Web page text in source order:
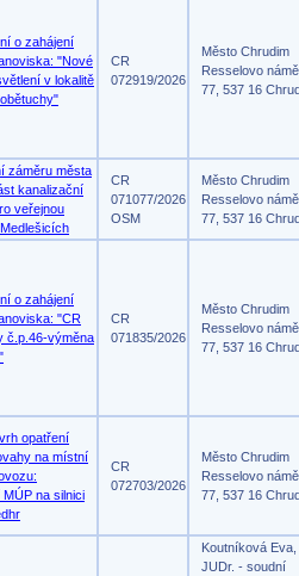
o zahájení
"Nové
v lokalitě
CR
072919/2026
Město Chrudim
Resselovo
77, 537 16
záměru města
kanalizační
veřejnou
CR
071077/2026
OSM
Město Chrudim
Resselovo
77, 537 16
o zahájení
"CR
č.p.46-výměna
CR
071835/2026
Město Chrudim
Resselovo
77, 537 16
opatření
na místní
na silnici
CR
072703/2026
Město Chrudim
Resselovo
77, 537 16
Koutníková Eva,
JUDr. - soudní